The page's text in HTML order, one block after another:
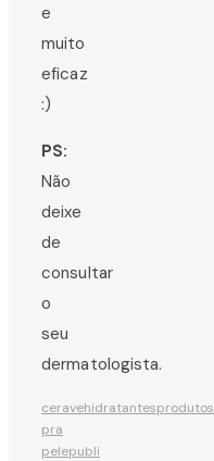
e
muito
eficaz
:)
PS:
Não
deixe
de
consultar
o
seu
dermatologista.
ceravehidratantesprodutos
pra
pelepubli